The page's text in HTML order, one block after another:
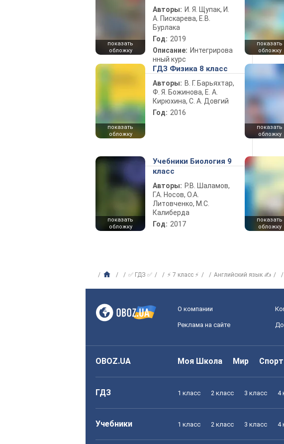
показать
обложку
Авторы: И. Я. Щупак, И.
А. Пискарева, Е.В.
Бурлака
Год: 2019
Описание: Интегрирова
нный курс
показать
обложку
показать
обложку
ГДЗ Физика 8 класс
Авторы: В. Г. Барьяхтар,
Ф. Я. Божинова, Е. А.
Кирюхина, С. А. Довгий
Год: 2016
показать
обложку
показать
обложку
Учебники Биология 9
класс
Авторы: Р.В. Шаламов,
Г.А. Носов, О.А.
Литовченко, М.С.
Калиберда
Год: 2017
показать
обложку
✅ ГДЗ ✅ ⚡ 7 класс ⚡ Английский язык ✍
О компании
Реклама на сайте
OBOZ.UA Моя Школа Мир Спорт
ГДЗ 1 класс 2 класс 3 класс 4
Учебники 1 класс 2 класс 3 класс 4